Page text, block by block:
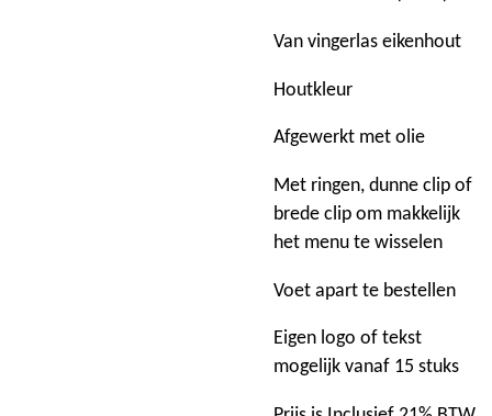
Van vingerlas eikenhout
Houtkleur
Afgewerkt met olie
Met ringen, dunne clip of
brede clip om makkelijk
het menu te wisselen
Voet apart te bestellen
Eigen logo of tekst
mogelijk vanaf 15 stuks